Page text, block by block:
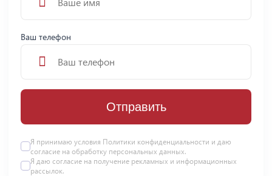
Ваш телефон
Отправить
Я принимаю условия Политики конфиденциальности и даю
согласие на обработку персональных данных.
Я даю согласие на получение рекламных и информационных
рассылок.